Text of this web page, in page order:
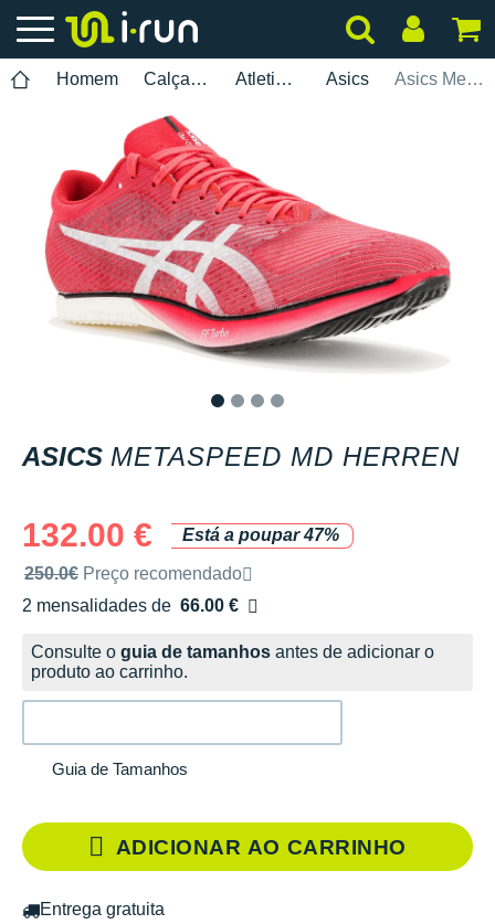
Homem Calçados Atletismo Asics Asics Metaspeed MD Herren
ASICS METASPEED MD HERREN
132.00 €
Está a poupar 47%
Preço de venda recomendado pela marca
250.0€ Preço recomendado
2 mensalidades de 66.00 €
sem custos
Consulte o guia de tamanhos antes de adicionar o
produto ao carrinho.
Guia de Tamanhos
ADICIONAR AO CARRINHO
Entrega gratuita